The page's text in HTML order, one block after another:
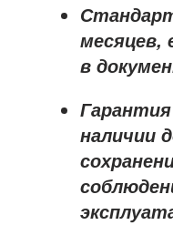
месяцев,
в
наличии